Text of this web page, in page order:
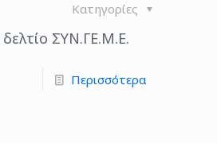
Κατηγορίες
ΣΥΝ.ΓΕ.Μ.Ε.
Περισσότερα